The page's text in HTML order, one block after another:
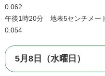
0.062
午後1時20分 地表5センチメー
0.054
5月8日（水曜日）